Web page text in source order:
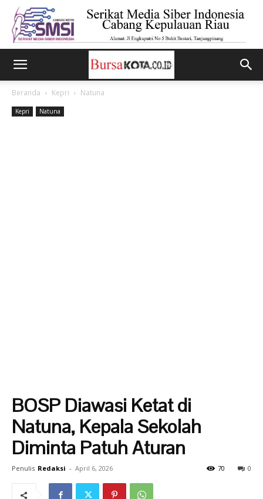
Beranda Kepri Natuna
Kepri Natuna
BOSP Diawasi Ketat di
Natuna, Kepala Sekolah
Diminta Patuh Aturan
Penulis Redaksi - April 6, 2026 0
70